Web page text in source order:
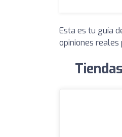
Esta es tu guía
opiniones